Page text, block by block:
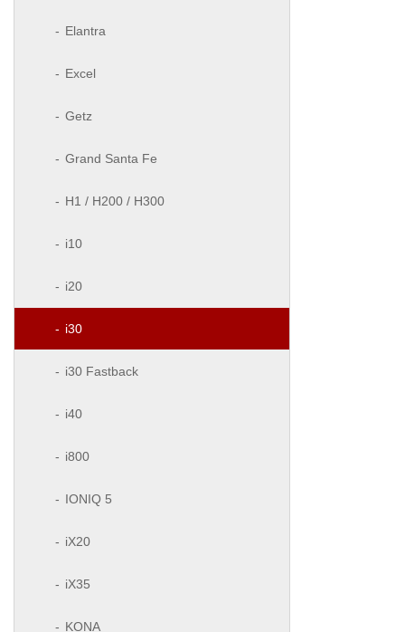
Elantra
Excel
Getz
Grand Santa Fe
H1 / H200 / H300
i10
i20
i30
i30 Fastback
i40
i800
IONIQ 5
iX20
iX35
KONA